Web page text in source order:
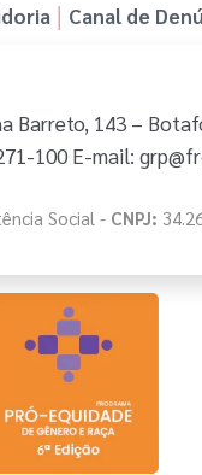
Canal de
Barreto, 143 –
100 E-mail:
Social - CNPJ: